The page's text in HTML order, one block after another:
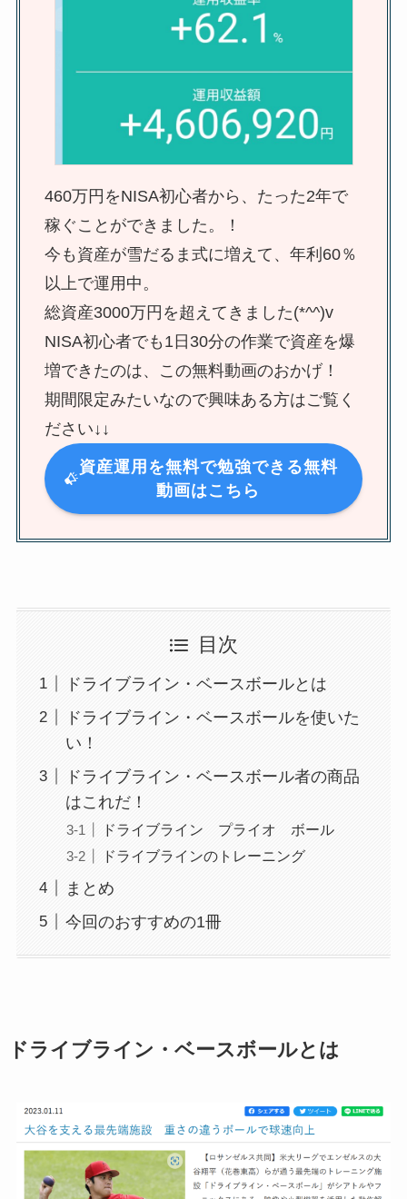
460万円をNISA初心者から、たった2年で
稼ぐことができました。！
今も資産が雪だるま式に増えて、年利60％
以上で運用中。
総資産3000万円を超えてきました(*^^)v
NISA初心者でも1日30分の作業で資産を爆
増できたのは、この無料動画のおかげ！
期間限定みたいなので興味ある方はご覧く
ださい↓↓
資産運用を無料で勉強できる無料
動画はこちら
目次
ドライブライン・ベースボールとは
ドライブライン・ベースボールを使いた
い！
ドライブライン・ベースボール者の商品
はこれだ！
ドライブライン プライオ ボール
ドライブラインのトレーニング
まとめ
今回のおすすめの1冊
ドライブライン・ベースボールとは